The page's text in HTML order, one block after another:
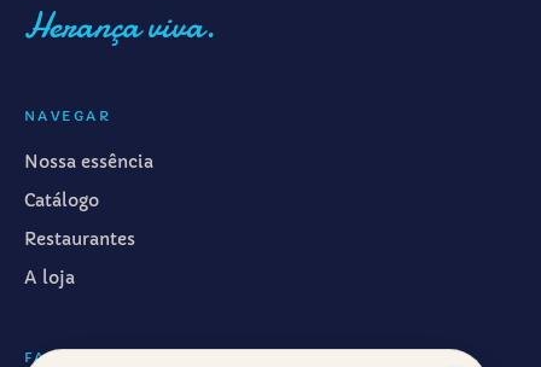
Herança viva.
NAVEGAR
Nossa essência
Catálogo
Restaurantes
A loja
FALAR CONOSCO